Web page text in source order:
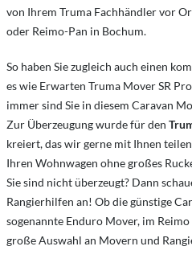
von Ihrem Truma Fachhändler vor
oder Reimo-Pan in Bochum.
So haben Sie zugleich auch einen
es wie Erwarten Truma Mover SR
immer sind Sie in diesem Caravan
Zur Überzeugung wurde für den
kreiert, das wir gerne mit Ihnen
Ihren Wohnwagen ohne großes
Sie sind nicht überzeugt? Dann
Rangierhilfen an! Ob die günstige
sogenannte Enduro Mover, im
große Auswahl an Movern und